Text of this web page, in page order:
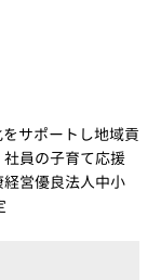
サポートし地域貢
員の子育て応援
営優良法人中小